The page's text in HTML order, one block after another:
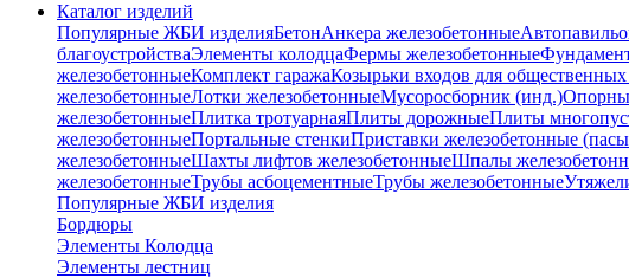
Каталог изделий
Популярные ЖБИ изделияБетонАнкера железобетонные
благоустройстваЭлементы колодцаФермы железобетонные
железобетонныеКомплект гаражаКозырьки входов для общественных
железобетонныеЛотки железобетонныеМусоросборник (инд.)
железобетонныеПлитка тротуарнаяПлиты дорожныеПлиты
железобетонныеПортальные стенкиПриставки железобетонные
железобетонныеШахты лифтов железобетонныеШпалы
железобетонныеТрубы асбоцементныеТрубы железобетонные
Популярные ЖБИ изделия
Бордюры
Элементы Колодца
Элементы лестниц